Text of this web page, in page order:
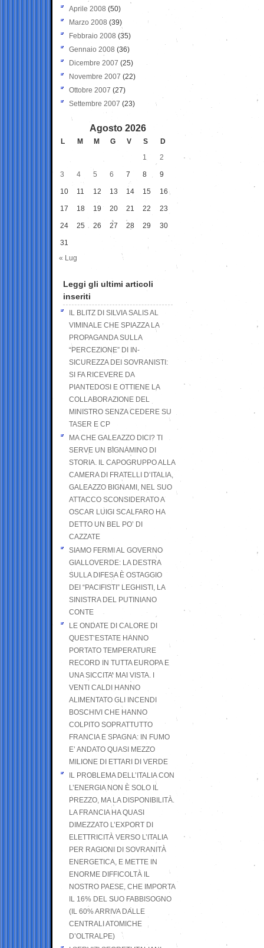
Aprile 2008 (50)
Marzo 2008 (39)
Febbraio 2008 (35)
Gennaio 2008 (36)
Dicembre 2007 (25)
Novembre 2007 (22)
Ottobre 2007 (27)
Settembre 2007 (23)
Agosto 2026
L M M G V S
D
1
2
3 4 5 6 7 8 9
10 11 12 13 14 15 16
17 18 19 20 21 22 23
24 25 26 27 28 29 30
31
« Lug
Leggi gli ultimi articoli
inseriti
IL BLITZ DI SILVIA SALIS AL
VIMINALE CHE SPIAZZA LA
PROPAGANDA SULLA
“PERCEZIONE” DI IN-
SICUREZZA DEI SOVRANISTI:
SI FA RICEVERE DA
PIANTEDOSI E OTTIENE LA
COLLABORAZIONE DEL
MINISTRO SENZA CEDERE SU
TASER E CP
MA CHE GALEAZZO DICI? TI
SERVE UN BIGNAMINO DI
STORIA. IL CAPOGRUPPO ALLA
CAMERA DI FRATELLI D’ITALIA,
GALEAZZO BIGNAMI, NEL SUO
ATTACCO SCONSIDERATO A
OSCAR LUIGI SCALFARO HA
DETTO UN BEL PO’ DI
CAZZATE
SIAMO FERMI AL GOVERNO
GIALLOVERDE: LA DESTRA
SULLA DIFESA È OSTAGGIO
DEI “PACIFISTI” LEGHISTI, LA
SINISTRA DEL PUTINIANO
CONTE
LE ONDATE DI CALORE DI
QUEST’ESTATE HANNO
PORTATO TEMPERATURE
RECORD IN TUTTA EUROPA E
UNA SICCITA’ MAI VISTA. I
VENTI CALDI HANNO
ALIMENTATO GLI INCENDI
BOSCHIVI CHE HANNO
COLPITO SOPRATTUTTO
FRANCIA E SPAGNA: IN FUMO
E’ ANDATO QUASI MEZZO
MILIONE DI ETTARI DI VERDE
IL PROBLEMA DELL’ITALIA CON
L’ENERGIA NON È SOLO IL
PREZZO, MA LA DISPONIBILITÀ.
LA FRANCIA HA QUASI
DIMEZZATO L’EXPORT DI
ELETTRICITÀ VERSO L’ITALIA
PER RAGIONI DI SOVRANITÀ
ENERGETICA, E METTE IN
ENORME DIFFICOLTÀ IL
NOSTRO PAESE, CHE IMPORTA
IL 16% DEL SUO FABBISOGNO
(IL 60% ARRIVA DALLE
CENTRALI ATOMICHE
D’OLTRALPE)